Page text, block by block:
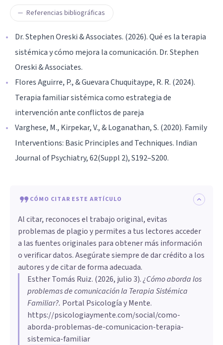
Referencias bibliográficas
Dr. Stephen Oreski & Associates. (2026). Qué es la terapia
sistémica y cómo mejora la comunicación. Dr. Stephen
Oreski & Associates.
Flores Aguirre, P., & Guevara Chuquitaype, R. R. (2024).
Terapia familiar sistémica como estrategia de
intervención ante conflictos de pareja
Varghese, M., Kirpekar, V., & Loganathan, S. (2020). Family
Interventions: Basic Principles and Techniques. Indian
Journal of Psychiatry, 62(Suppl 2), S192–S200.
CÓMO CITAR ESTE ARTÍCULO
Al citar, reconoces el trabajo original, evitas
problemas de plagio y permites a tus lectores acceder
a las fuentes originales para obtener más información
o verificar datos. Asegúrate siempre de dar crédito a los
autores y de citar de forma adecuada.
Esther Tomás Ruiz. (2026, julio 3).¿Cómo aborda los
problemas de comunicación la Terapia Sistémica
Familiar?. Portal Psicología y Mente.
https://psicologiaymente.com/social/como-
aborda-problemas-de-comunicacion-terapia-
sistemica-familiar